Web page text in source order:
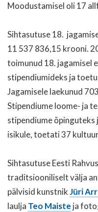
Moodustamisel oli 17
Sihtasutuse 18.
11 537 836,15 krooni.
toimunud 18. jagamisel
stipendiumideks ja
Jagamisele laekunud
Stipendiume loome- ja
stipendiume õpinguteks
isikule, toetati 37
Sihtasutuse Eesti
traditsiooniliselt välja
pälvisid kunstnikJüri
laulja Teo Maiste ja